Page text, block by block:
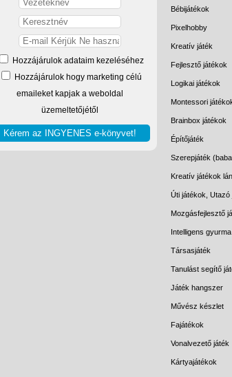
Hozzájárulok adataim kezeléséhez
Hozzájárulok hogy marketing célú
emaileket kapjak a weboldal
üzemeltetőjétől
Bébijátékok
Pixelhobby
Kreatív játék
Fejlesztő játékok
Logikai játékok
Montessori
Brainbox játékok
Építőjáték
Szerepjáték
Kreatív játékok
Úti játékok, Utazó
Mozgásfejlesztő
Intelligens gyurma
Társasjáték
Tanulást segítő
Játék hangszer
Művész készlet
Fajátékok
Vonalvezető játék
Kártyajátékok